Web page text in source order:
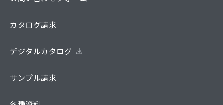
カタログ請求
デジタルカタログ
サンプル請求